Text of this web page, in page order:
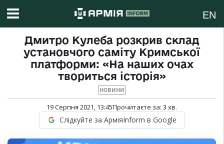
EN
Дмитро Кулеба розкрив склад
установчого саміту Кримської
платформи: «На наших очах
твориться історія»
НОВИНИ
19 Серпня 2021, 13:45Прочитаєте за: 3 хв.
Слідкуйте за АрміяInform в Google